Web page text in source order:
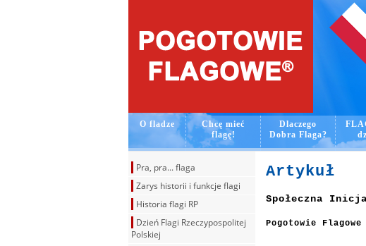
O fladze
Chcę mieć
flagę!
Dlaczego
Dobra Flaga?
Pra, pra... flaga
Zarys historii i funkcje flagi
Historia flagi RP
Dzień Flagi Rzeczypospolitej
Polskiej
Artykuł
Społeczna
Pogotowie Flagowe